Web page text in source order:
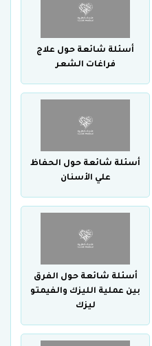
أسئلة شائعة حول علاج
فراغات الشعر
أسئلة شائعة حول الحفاظ
علي الأسنان
أسئلة شائعة حول الفرق
بين عملية الليزك والفيمتو
ليزك